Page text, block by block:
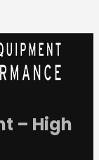
– High